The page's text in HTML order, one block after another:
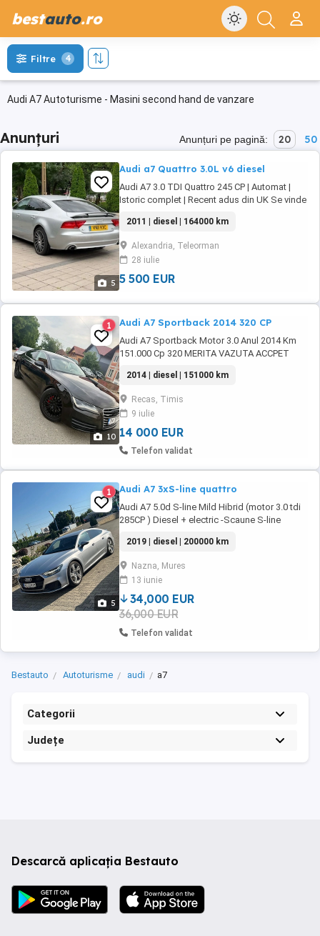
bestauto.ro
Audi A7 Autoturisme - Masini second hand de vanzare
Filtre 4
Anunțuri Anunțuri pe pagină: 20 50
5
Audi a7 Quattro 3.0L v6 diesel
Audi A7 3.0 TDI Quattro 245 CP | Automat |
Istoric complet | Recent adus din UK Se vinde
automată, în stare foarte bună atât mecanic,
cât și estetic. Mașina este recent adusă din
Marea Britanie, cu istoric complet de service
și toate actele la zi. Detalii: * ...
2011 | diesel | 164000 km
Alexandria, Teleorman
28 iulie
5 500 EUR
10
1 Audi A7 Sportback 2014 320 CP
Audi A7 Sportback Motor 3.0 Anul 2014 Km
151.000 Cp 320 MERITA VAZUTA ACCPET
și toate filtrele noi Dețin garanția cum a fost
luata din reprezentanța în anul 2022 cu 85.000
km Dotari: *Senzori parcare față și spate
*Camera marșarier *Tempomat *Comenzi
vocale *Comenzi ...
2014 | diesel | 151000 km
Recas, Timis
9 iulie
14 000 EUR
Telefon validat
5
1 Audi A7 3xS-line quattro
Audi A7 5.0d S-line Mild Hibrid (motor 3.0 tdi
285CP ) Diesel + electric -Scaune S-line
bang&olufsen -Distronic plus -Line assist -
Side assist -Vireaza spatele -Citire
indicatoare rutiere -Soft close portbagaj -
Audi breaking guard(franeaza singura in caz
...
2019 | diesel | 200000 km
Nazna, Mures
13 iunie
34,000 EUR
36,000 EUR
Telefon validat
Bestauto Autoturisme audi a7
Categorii
Județe
Descarcă aplicația Bestauto